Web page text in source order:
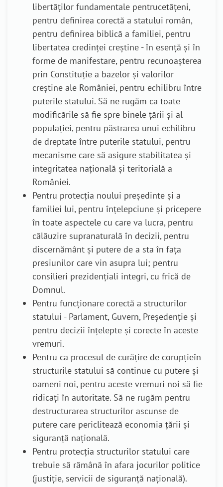
libertăților fundamentale pentrucetățeni,
pentru definirea corectă a statului român,
pentru definirea biblică a familiei, pentru
libertatea credinței creștine - în esență și în
forme de manifestare, pentru recunoașterea
prin Constituție a bazelor și valorilor
creștine ale României, pentru echilibru între
puterile statului. Să ne rugăm ca toate
modificările să fie spre binele țării și al
populației, pentru păstrarea unui echilibru
de dreptate între puterile statului, pentru
mecanisme care să asigure stabilitatea și
integritatea națională și teritorială a
României.
Pentru protecția noului președinte și a
familiei lui, pentru înțelepciune și pricepere
în toate aspectele cu care va lucra, pentru
călăuzire supranaturală în decizii, pentru
discernământ și putere de a sta în fața
presiunilor care vin asupra lui; pentru
consilieri prezidențiali integri, cu frică de
Domnul.
Pentru funcționare corectă a structurilor
statului - Parlament, Guvern, Președenție și
pentru decizii înțelepte și corecte în aceste
vremuri.
Pentru ca procesul de curățire de corupțieîn
structurile statului să continue cu putere și
oameni noi, pentru aceste vremuri noi să fie
ridicați în autoritate. Să ne rugăm pentru
destructurarea structurilor ascunse de
putere care periclitează economia țării și
siguranță națională.
Pentru protecția structurilor statului care
trebuie să rămână în afara jocurilor politice
(justiție, servicii de siguranță națională).